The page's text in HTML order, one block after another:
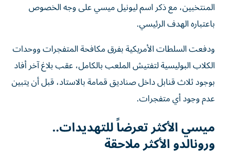
المنتخبين، مع ذكر اسم ليونيل ميسي على وجه الخصوص
باعتباره الهدف الرئيسي.
ودفعت السلطات الأمريكية بفرق مكافحة المتفجرات ووحدات
الكلاب البوليسية لتفتيش الملعب بالكامل، عقب بلاغ آخر أفاد
بوجود ثلاث قنابل داخل صناديق قمامة بالاستاد، قبل أن يتبين
عدم وجود أي متفجرات.
ميسي الأكثر تعرضاً للتهديدات..
ورونالدو الأكثر ملاحقة